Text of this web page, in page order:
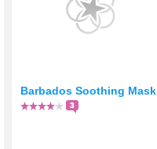
Barbados Soothing Mask
3